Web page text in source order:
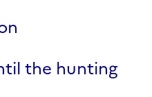
the hunting